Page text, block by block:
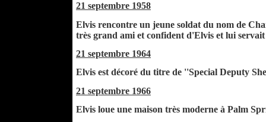
21 septembre 1958
Elvis rencontre un jeune soldat du nom de
très grand ami et confident d'Elvis et lui
21 septembre 1964
Elvis est décoré du titre de ''Special Deputy
21 septembre 1966
Elvis loue une maison très moderne à Palm